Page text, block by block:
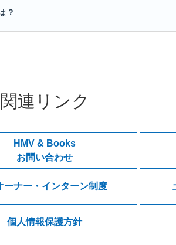
？
関連リンク
HMV & Books
お問い合わせ
ーナー・インターン制度
個人情報保護方針